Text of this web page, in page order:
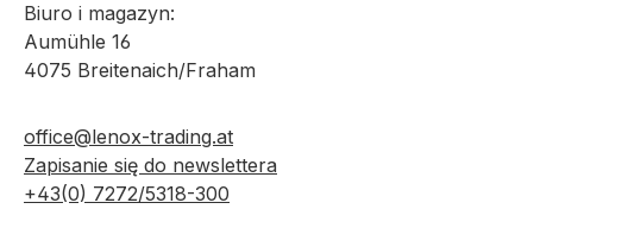
Biuro i magazyn:
Aumühle 16
4075 Breitenaich/Fraham
office@lenox-trading.at
Zapisanie się do newslettera
+43(0) 7272/5318-300